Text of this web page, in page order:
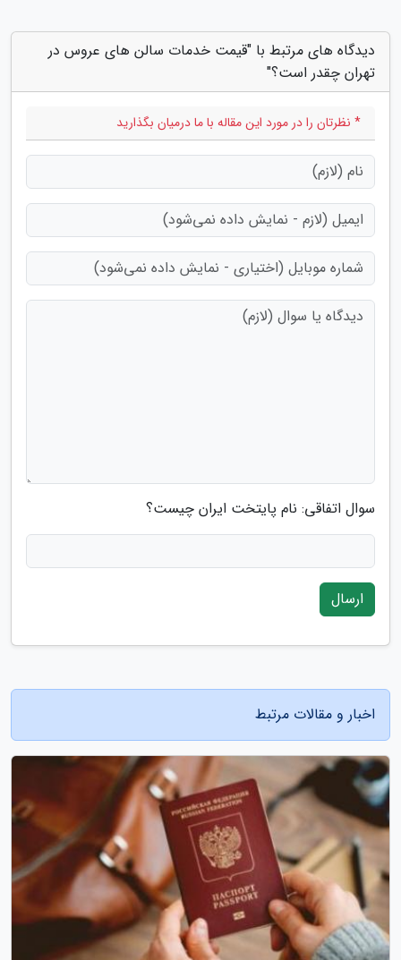
دیدگاه های مرتبط با "قیمت خدمات سالن های عروس در
تهران چقدر است؟"
* نظرتان را در مورد این مقاله با ما درمیان بگذارید
سوال اتفاقی: نام پایتخت ایران چیست؟
ارسال
اخبار و مقالات مرتبط